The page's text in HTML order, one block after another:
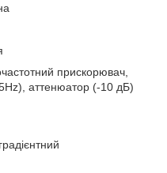
прискорювач,
аттенюатор (-10 дБ)